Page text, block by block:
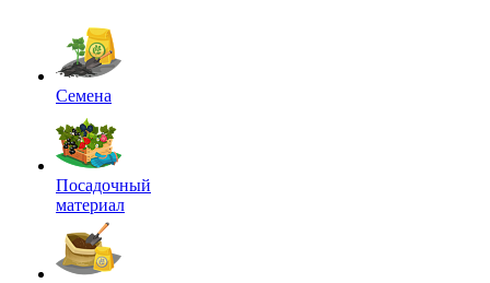
Семена
Посадочный
материал